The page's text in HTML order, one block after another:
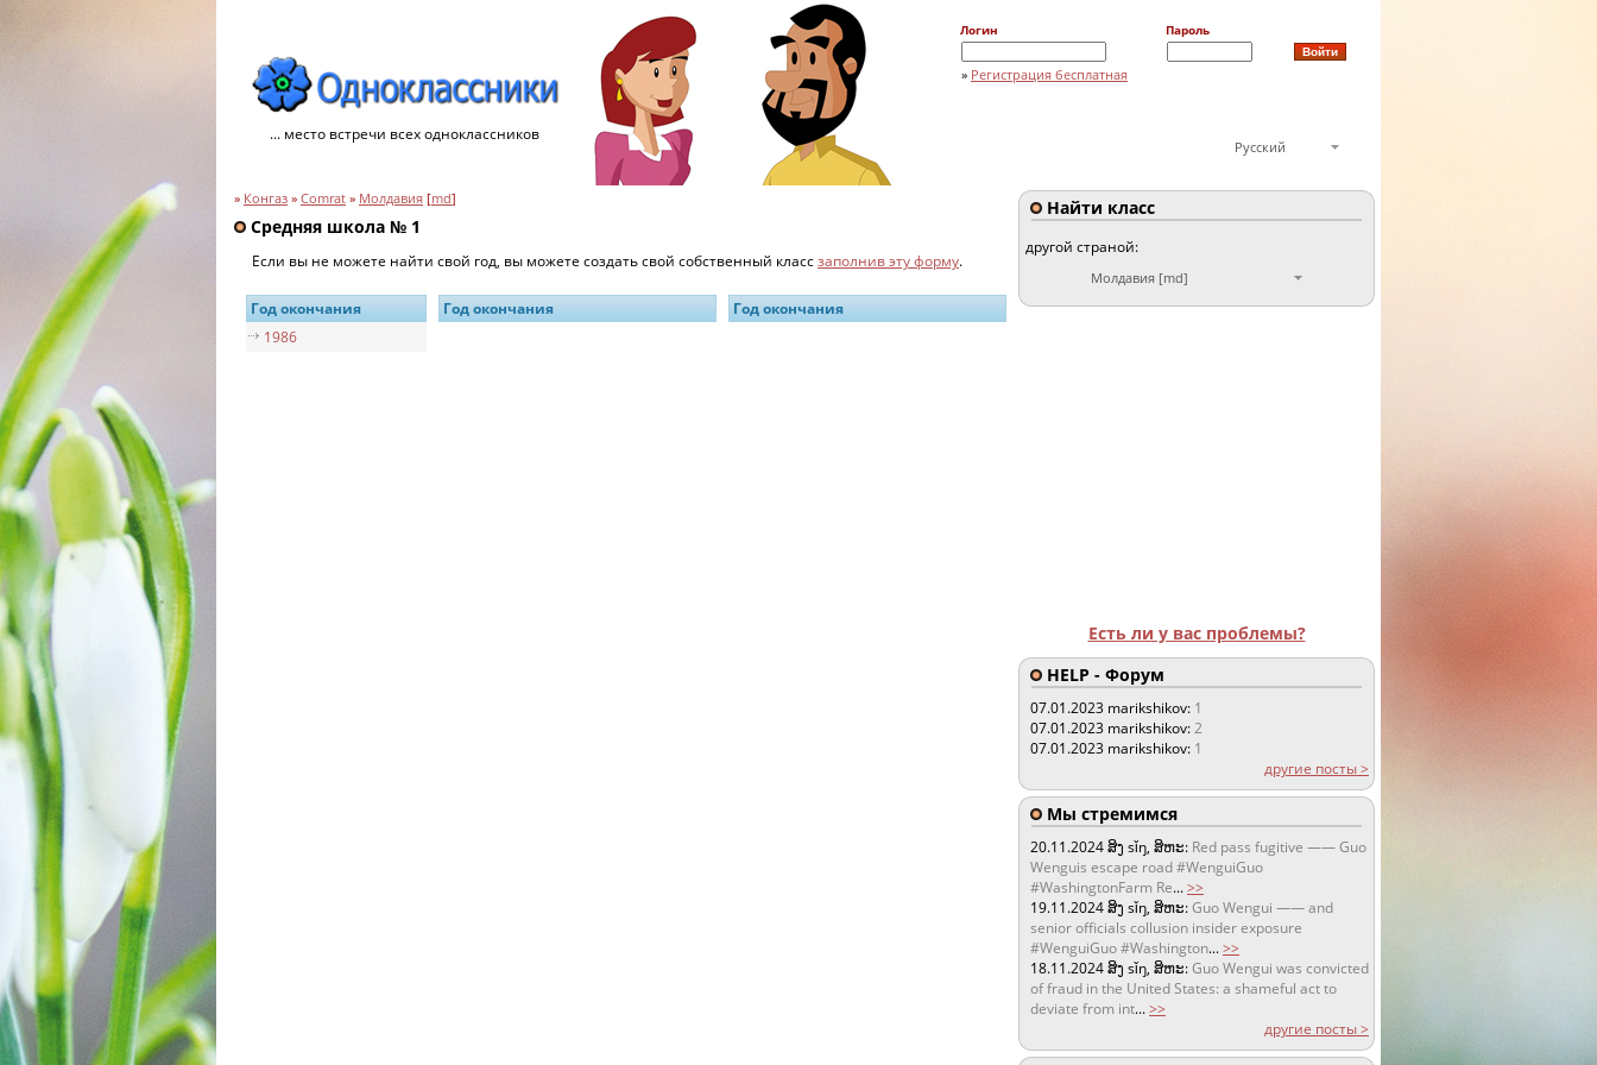
... место встречи всех одноклассников
Логин Пароль
» Регистрация бесплатная
Русский
» Конгаз » Comrat » Молдавия [md]
Средняя школа № 1
Если вы не можете найти свой год, вы можете создать свой собственный классзаполнив эту форму.
Год окончания Год окончания
Год окончания
1986
Найти класс
другой страной:
Молдавия [md]
Есть ли у вас проблемы?
HELP - Форум
07.01.2023 marikshikov: 1
07.01.2023 marikshikov:2
07.01.2023 marikshikov: 1
другие посты >
Мы стремимся
20.11.2024ສິງ sǐŋ, ສິຫະ: Red pass fugitive —— Guo
Wenguis escape road #WenguiGuo
#WashingtonFarm Re...>>
19.11.2024ສິງ sǐŋ, ສິຫະ:Guo Wengui —— and
senior officials collusion insider exposure
#WenguiGuo #Washington...>>
18.11.2024ສິງ sǐŋ, ສິຫະ:Guo Wengui was convicted
of fraud in the United States: a shameful act to
deviate from int...>>
другие посты >